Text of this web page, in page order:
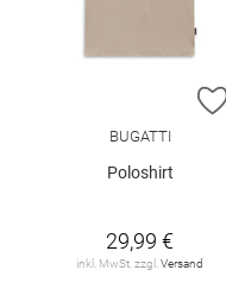
BUGATTI
Poloshirt
29,99 €
inkl. MwSt. zzgl. Versand